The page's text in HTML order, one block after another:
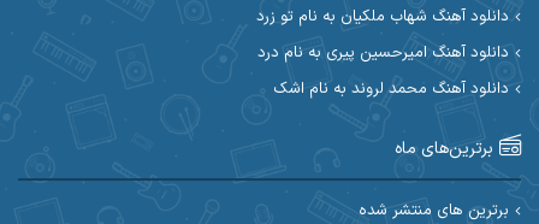
ابی حسینی
احسان آیینفر
احسان امیدوار
احسان حیدری احسان دریادل
دانلود آهنگ شهاب ملکیان به نام تو زرد
دانلود آهنگ امیرحسین پیری به نام درد
دانلود آهنگ محمد لروند به نام اشک
برترین‌های ماه
برترین های منتشر شده